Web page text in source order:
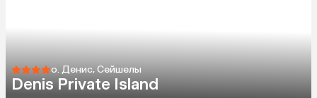
о. Денис, Сейшелы
Denis Private Island